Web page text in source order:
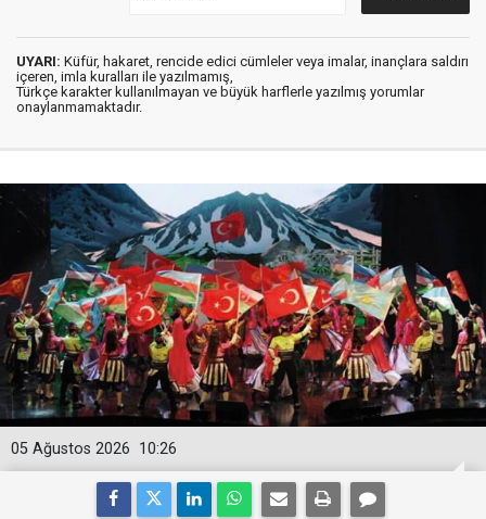
UYARI: Küfür, hakaret, rencide edici cümleler veya imalar, inançlara saldırı
içeren, imla kuralları ile yazılmamış,
Türkçe karakter kullanılmayan ve büyük harflerle yazılmış yorumlar
onaylanmamaktadır.
10:26
05 Ağustos 2026